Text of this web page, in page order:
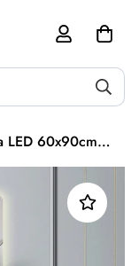
Oglinda LED 60x90cm, 3 Lumini, Dezaburire si Touch OD057